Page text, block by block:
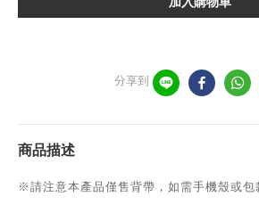
分享到
商品描述
※請注意本產品僅售背帶，如需手機殼或